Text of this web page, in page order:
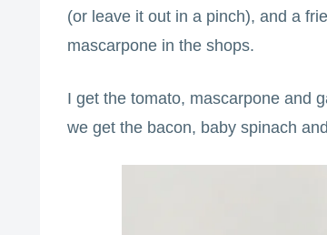
(or leave it out in a pinch), and a
mascarpone in the shops.
I get the tomato, mascarpone and
we get the bacon, baby spinach